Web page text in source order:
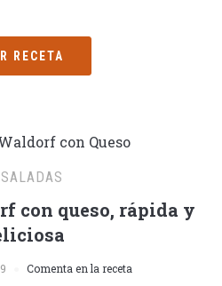
RECETA
con queso, rápida y
Comenta en la receta